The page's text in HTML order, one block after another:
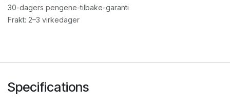
30-dagers pengene-tilbake-garanti
Frakt: 2–3 virkedager
Specifications